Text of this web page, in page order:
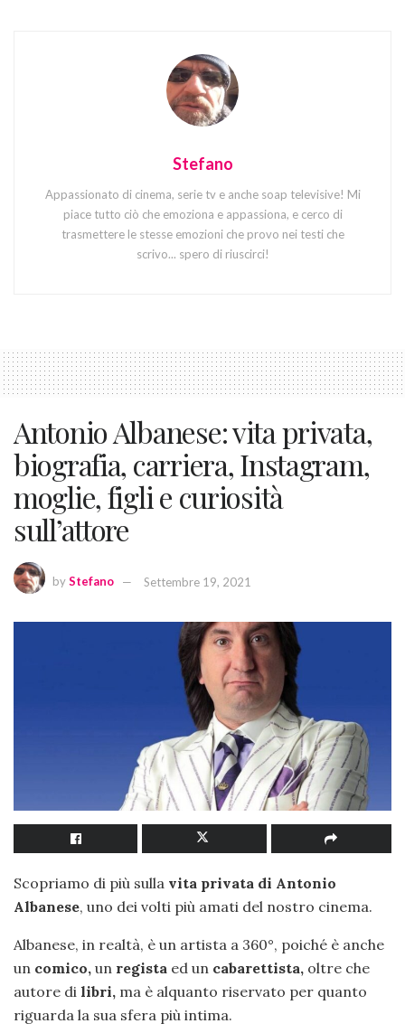
Stefano
Appassionato di cinema, serie tv e anche soap televisive! Mi
piace tutto ciò che emoziona e appassiona, e cerco di
trasmettere le stesse emozioni che provo nei testi che
scrivo... spero di riuscirci!
Antonio Albanese: vita privata,
biografia, carriera, Instagram,
moglie, figli e curiosità
sull’attore
byStefano Settembre 19, 2021
Scopriamo di più sulla vita privata di Antonio
Albanese, uno dei volti più amati del nostro cinema.
Albanese, in realtà, è un artista a 360°, poiché è anche
un comico, un regista ed un cabarettista, oltre che
autore di libri, ma è alquanto riservato per quanto
riguarda la sua sfera più intima.